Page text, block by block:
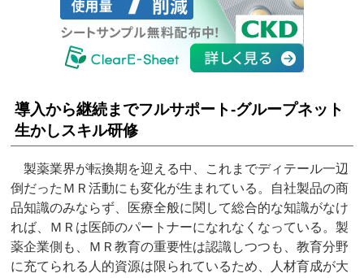
導入から継続までフルサポート‐グループネット
生かしスキル研修
製薬業界が転換期を迎える中、これまでディテール一辺
倒だったＭＲ活動にも変化が生まれている。自社製品の商
品知識のみならず、医療全般に関して総合的な知識がなけ
れば、ＭＲは医師のパートナーになれなくなっている。製
薬企業側も、ＭＲ教育の重要性は認識しつつも、教育分野
に充てられる人的資源は限られているため、人材育成が大